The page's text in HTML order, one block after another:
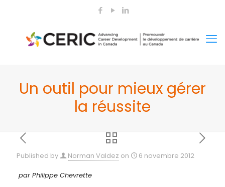
Un outil pour mieux gérer
la réussite
Published by Norman Valdez on 6 novembre 2012
par Philippe Chevrette